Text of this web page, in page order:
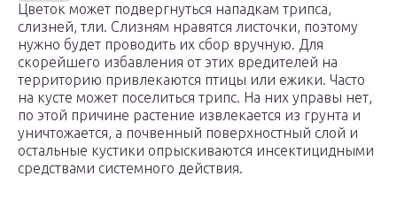
Цветок может подвергнуться нападкам трипса,
слизней, тли. Слизням нравятся листочки, поэтому
нужно будет проводить их сбор вручную. Для
скорейшего избавления от этих вредителей на
территорию привлекаются птицы или ежики. Часто
на кусте может поселиться трипс. На них управы нет,
по этой причине растение извлекается из грунта и
уничтожается, а почвенный поверхностный слой и
остальные кустики опрыскиваются инсектицидными
средствами системного действия.